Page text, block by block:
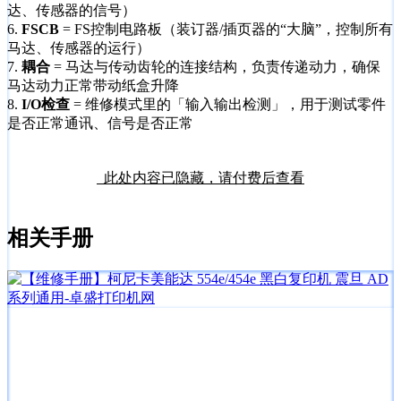
达、传感器的信号）
6. FSCB = FS控制电路板（装订器/插页器的“大脑”，控制所有
马达、传感器的运行）
7. 耦合 = 马达与传动齿轮的连接结构，负责传递动力，确保
马达动力正常带动纸盒升降
8. I/O检查 = 维修模式里的「输入输出检测」，用于测试零件
是否正常通讯、信号是否正常
此处内容已隐藏，请付费后查看
相关手册